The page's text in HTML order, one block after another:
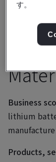
Business
lithium
Products,
す。